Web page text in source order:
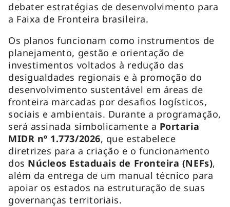
debater estratégias de desenvolvimento para
a Faixa de Fronteira brasileira.
Os planos funcionam como instrumentos de
planejamento, gestão e orientação de
investimentos voltados à redução das
desigualdades regionais e à promoção do
desenvolvimento sustentável em áreas de
fronteira marcadas por desafios logísticos,
sociais e ambientais. Durante a programação,
será assinada simbolicamente a Portaria
MIDR nº 1.773/2026, que estabelece
diretrizes para a criação e o funcionamento
dos Núcleos Estaduais de Fronteira (NEFs),
além da entrega de um manual técnico para
apoiar os estados na estruturação de suas
governanças territoriais.